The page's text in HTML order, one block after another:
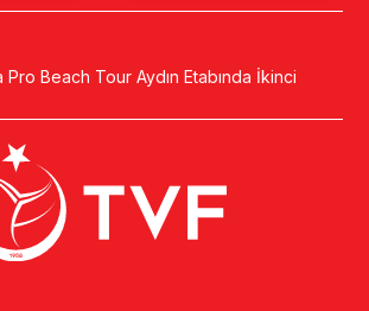
Beach Tour Aydın Etabında İkinci